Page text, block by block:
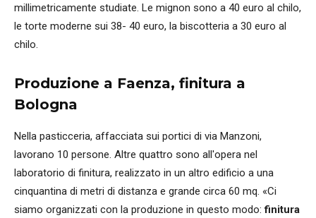
millimetricamente studiate. Le mignon sono a 40 euro al chilo,
le torte moderne sui 38- 40 euro, la biscotteria a 30 euro al
chilo.
Produzione a Faenza, finitura a
Bologna
Nella pasticceria, affacciata sui portici di via Manzoni,
lavorano 10 persone. Altre quattro sono all'opera nel
laboratorio di finitura, realizzato in un altro edificio a una
cinquantina di metri di distanza e grande circa 60 mq. «Ci
siamo organizzati con la produzione in questo modo:finitura